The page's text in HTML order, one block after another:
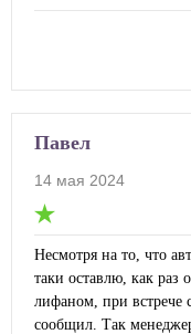
Павел
14 мая 2024
Несмотря на то, что
таки оставлю, как раз
лифаном, при встрече
сообщил. Так